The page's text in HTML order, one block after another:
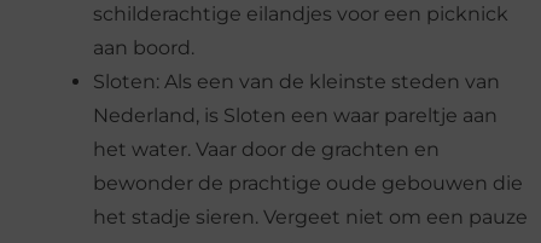
schilderachtige eilandjes voor een picknick
aan boord.
Sloten: Als een van de kleinste steden van
Nederland, is Sloten een waar pareltje aan
het water. Vaar door de grachten en
bewonder de prachtige oude gebouwen die
het stadje sieren. Vergeet niet om een ​​pauze